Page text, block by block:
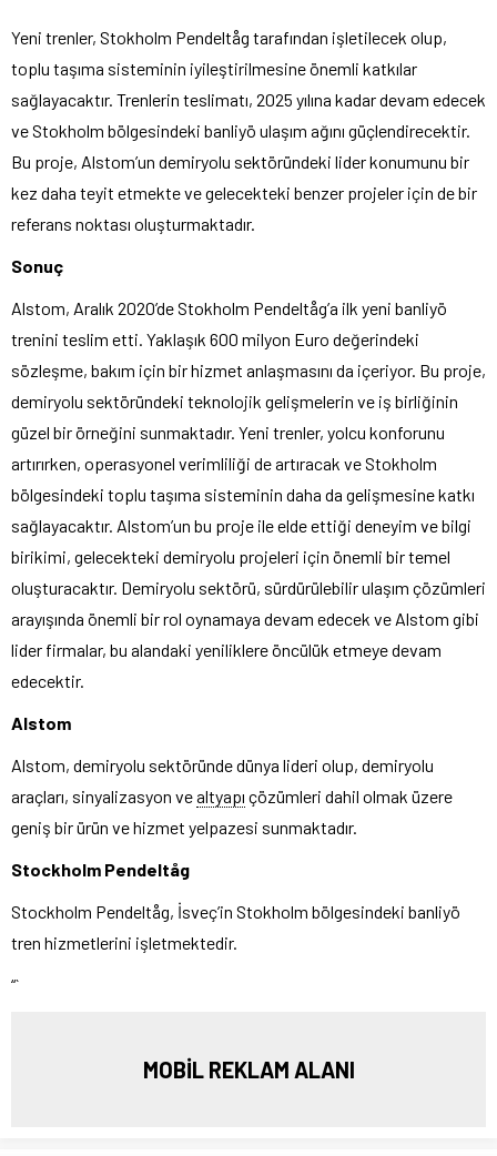
Yeni trenler, Stokholm Pendeltåg tarafından işletilecek olup,
toplu taşıma sisteminin iyileştirilmesine önemli katkılar
sağlayacaktır. Trenlerin teslimatı, 2025 yılına kadar devam edecek
ve Stokholm bölgesindeki banliyö ulaşım ağını güçlendirecektir.
Bu proje, Alstom’un demiryolu sektöründeki lider konumunu bir
kez daha teyit etmekte ve gelecekteki benzer projeler için de bir
referans noktası oluşturmaktadır.
Sonuç
Alstom, Aralık 2020’de Stokholm Pendeltåg’a ilk yeni banliyö
trenini teslim etti. Yaklaşık 600 milyon Euro değerindeki
sözleşme, bakım için bir hizmet anlaşmasını da içeriyor. Bu proje,
demiryolu sektöründeki teknolojik gelişmelerin ve iş birliğinin
güzel bir örneğini sunmaktadır. Yeni trenler, yolcu konforunu
artırırken, operasyonel verimliliği de artıracak ve Stokholm
bölgesindeki toplu taşıma sisteminin daha da gelişmesine katkı
sağlayacaktır. Alstom’un bu proje ile elde ettiği deneyim ve bilgi
birikimi, gelecekteki demiryolu projeleri için önemli bir temel
oluşturacaktır. Demiryolu sektörü, sürdürülebilir ulaşım çözümleri
arayışında önemli bir rol oynamaya devam edecek ve Alstom gibi
lider firmalar, bu alandaki yeniliklere öncülük etmeye devam
edecektir.
Alstom
Alstom, demiryolu sektöründe dünya lideri olup, demiryolu
araçları, sinyalizasyon vealtyapı çözümleri dahil olmak üzere
geniş bir ürün ve hizmet yelpazesi sunmaktadır.
Stockholm Pendeltåg
Stockholm Pendeltåg, İsveç’in Stokholm bölgesindeki banliyö
tren hizmetlerini işletmektedir.
“`
MOBİL REKLAM ALANI